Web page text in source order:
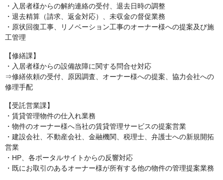
・入居者様からの解約連絡の受付、退去日時の調整
・退去精算（請求、返金対応）、未収金の督促業務
・原状回復工事、リノベーション工事のオーナー様への提案及び施
工管理
【修繕課】
・入居者様からの設備故障に関する問合せ対応
⇒修繕依頼の受付、原因調査、オーナー様への提案、協力会社への
修理手配
【受託営業課】
・賃貸管理物件の仕入れ業務
・物件のオーナー様へ当社の賃貸管理サービスの提案営業
・建設会社、不動産会社、金融機関、税理士、弁護士への新規開拓
営業
・HP、各ポータルサイトからの反響対応
・既にお取引のあるオーナー様が所有する他の物件の管理提案業務